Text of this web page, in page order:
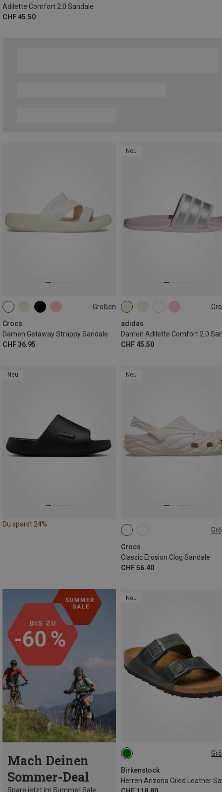
Adilette Comfort 2.0 Sandale
CHF 45.50
Größen
Crocs
Damen Getaway Strappy Sandale
CHF 36.95
36|37 37|38
39|40
Neu
adidas
CHF 45.50
36.5|37 38
40.5|41
Neu
Du sparst 24%
Neu
Crocs
Classic Erosion Clog Sandale
CHF 56.40
Mach Deinen
Sommer-Deal
Spare jetzt im Summer Sale
Neu
Birkenstock
42